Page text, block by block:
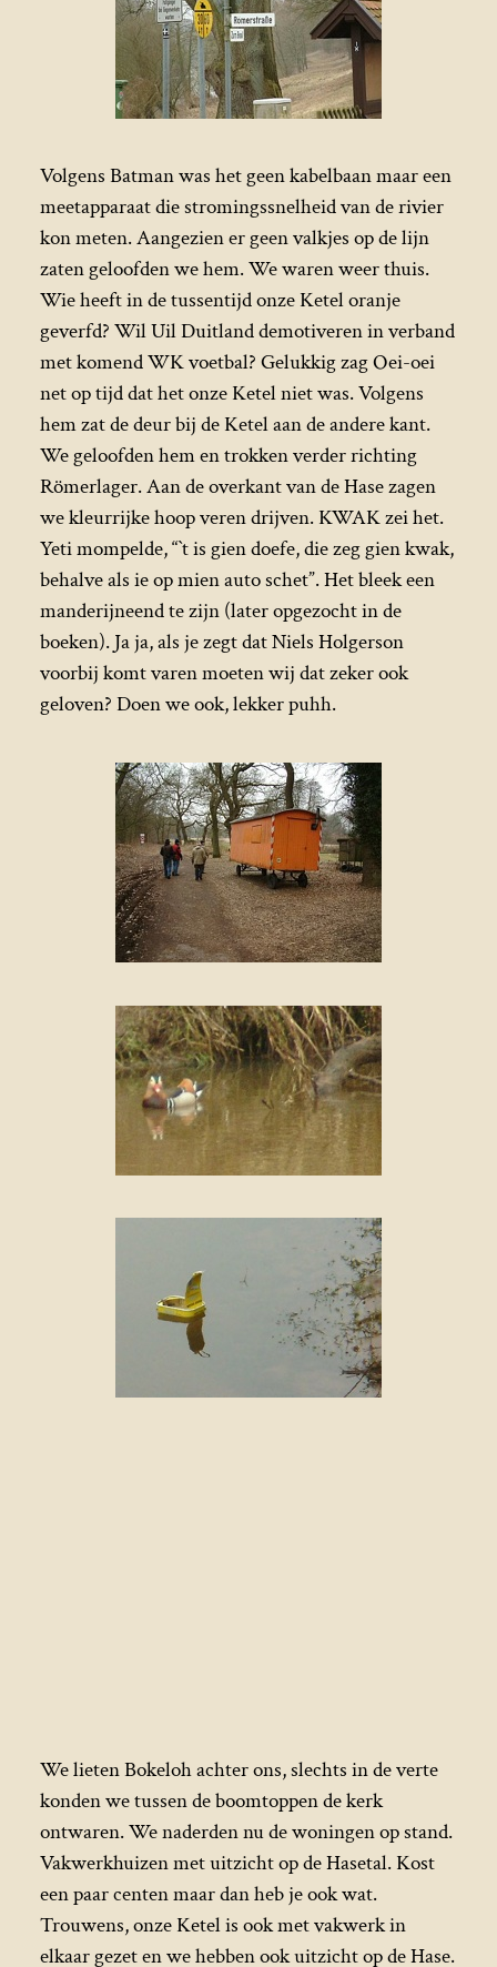
Volgens Batman was het geen kabelbaan maar een
meetapparaat die stromingssnelheid van de rivier
kon meten. Aangezien er geen valkjes op de lijn
zaten geloofden we hem. We waren weer thuis.
Wie heeft in de tussentijd onze Ketel oranje
geverfd? Wil Uil Duitland demotiveren in verband
met komend WK voetbal? Gelukkig zag Oei-oei
net op tijd dat het onze Ketel niet was. Volgens
hem zat de deur bij de Ketel aan de andere kant.
We geloofden hem en trokken verder richting
Römerlager. Aan de overkant van de Hase zagen
we kleurrijke hoop veren drijven. KWAK zei het.
Yeti mompelde, “`t is gien doefe, die zeg gien kwak,
behalve als ie op mien auto schet”. Het bleek een
manderijneend te zijn (later opgezocht in de
boeken). Ja ja, als je zegt dat Niels Holgerson
voorbij komt varen moeten wij dat zeker ook
geloven? Doen we ook, lekker puhh.
We lieten Bokeloh achter ons, slechts in de verte
konden we tussen de boomtoppen de kerk
ontwaren. We naderden nu de woningen op stand.
Vakwerkhuizen met uitzicht op de Hasetal. Kost
een paar centen maar dan heb je ook wat.
Trouwens, onze Ketel is ook met vakwerk in
elkaar gezet en we hebben ook uitzicht op de Hase.